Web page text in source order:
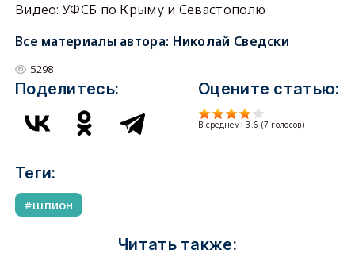
Видео: УФСБ по Крыму и Севастополю
Все материалы автора: Николай Сведски
5298
Поделитесь: Оцените статью:
В среднем:3.6 (7 голосов)
Теги:
шпион
Читать также: